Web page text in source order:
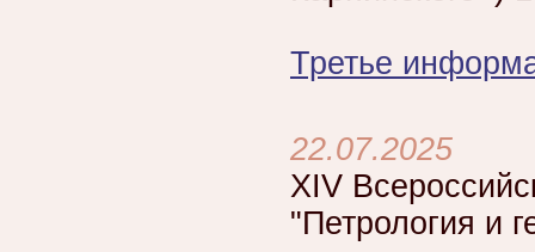
Третье
22.07.2025
XIV
"Петрология и